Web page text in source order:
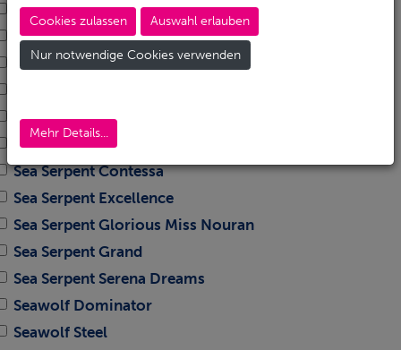
Independence II
Independence III
Omneia Soul
Royal Evolution
Sea Serpent
Sea Serpent Contessa
Sea Serpent Excellence
Sea Serpent Glorious Miss Nouran
Sea Serpent Grand
Sea Serpent Serena Dreams
Seawolf Dominator
Seawolf Steel
Cookies zulassen Auswahl erlauben
Nur notwendige Cookies verwenden
Mehr Details...